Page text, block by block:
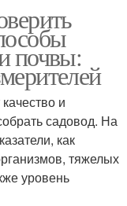
почвы:
и
садовод. На
как
тяжелых
уровень